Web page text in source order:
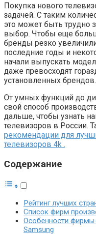
Покупка нового
задачей. С таким
это может быть трудно
выбор. Чтобы еще
бренды резко
последние годы и
начали выпускать
даже превосходят
установленных брендов.
От умных функций до
свой способ
дальше, чтобы узнать
телевизоров в России.
рекомендации для
телевизоров 4k .
Содержание
Рейтинг лучших
Список фирм
Особенности
Samsung